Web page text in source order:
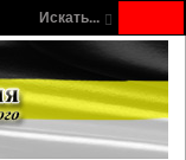
Искать...